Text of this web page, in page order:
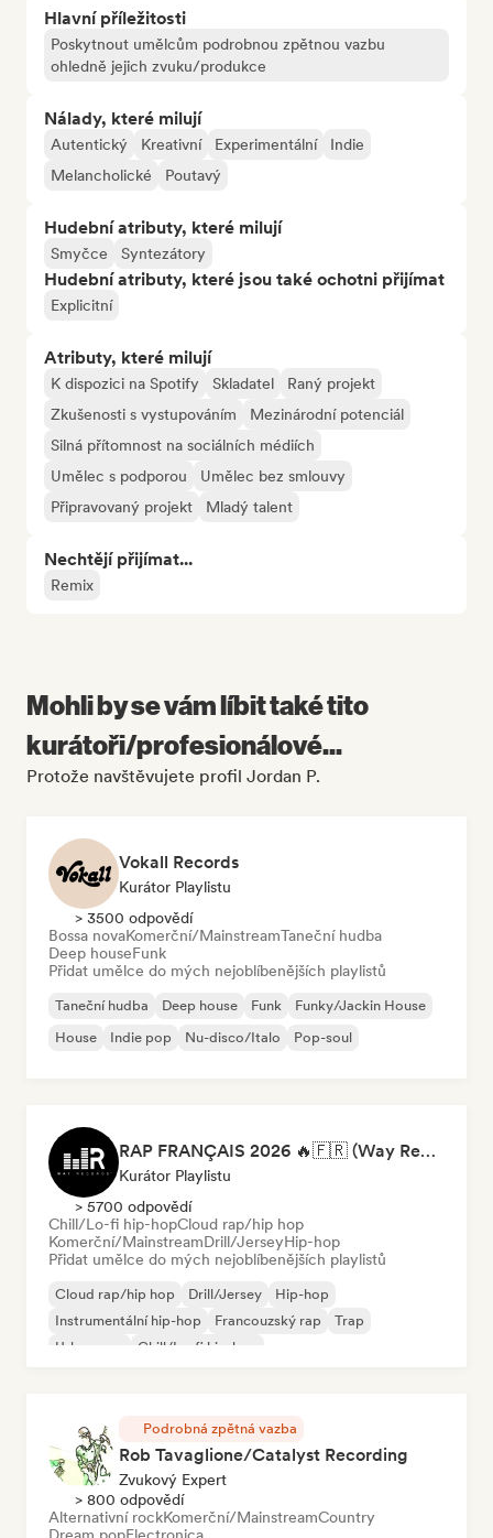
Hlavní příležitosti
Poskytnout umělcům podrobnou zpětnou vazbu
ohledně jejich zvuku/produkce
Nálady, které milují
Autentický Kreativní Experimentální
Indie
Melancholické
Poutavý
Hudební atributy, které milují
Smyčce Syntezátory
Hudební atributy, které jsou také ochotni přijímat
Explicitní
Atributy, které milují
K dispozici na Spotify Skladatel
Raný projekt
Zkušenosti s vystupováním
Mezinárodní potenciál
Silná přítomnost na sociálních médiích
Umělec s podporou
Umělec bez smlouvy
Připravovaný projekt
Mladý talent
Nechtějí přijímat...
Remix
Mohli by se vám líbit také tito
kurátoři/profesionálové...
Protože navštěvujete profil Jordan P.
Vokall Records
Kurátor Playlistu
> 3500 odpovědí
Bossa novaKomerční/MainstreamTaneční hudba
Deep houseFunk
Přidat umělce do mých nejoblíbenějších playlistů
Taneční hudba Deep house Funk
Funky/Jackin House
House
Indie pop Nu-disco/Italo Pop-soul
RAP FRANÇAIS 2026 🔥🇫🇷 (Way Records)
Kurátor Playlistu
> 5700 odpovědí
Chill/Lo-fi hip-hopCloud rap/hip hop
Komerční/MainstreamDrill/JerseyHip-hop
Přidat umělce do mých nejoblíbenějších playlistů
Cloud rap/hip hop Drill/Jersey
Hip-hop
Instrumentální hip-hop
Francouzský rap
Trap
Urban pop
Chill/Lo-fi hip-hop
Podrobná zpětná vazba
Rob Tavaglione/Catalyst Recording
Zvukový Expert
> 800 odpovědí
Alternativní rockKomerční/MainstreamCountry